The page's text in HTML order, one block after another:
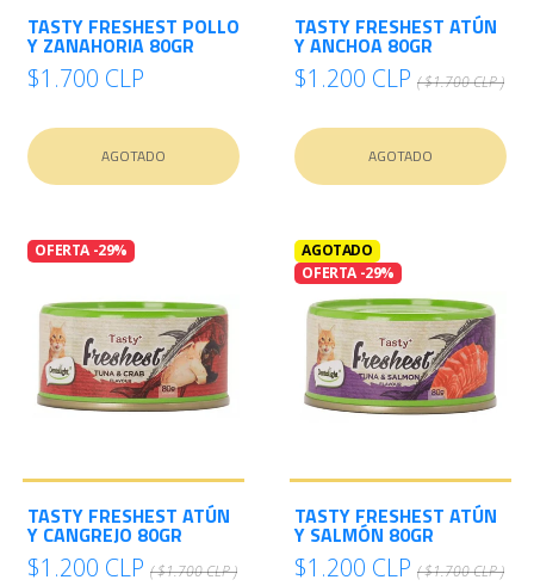
TASTY FRESHEST POLLO
Y ZANAHORIA 80GR
$1.700 CLP
AGOTADO
TASTY FRESHEST ATÚN
Y ANCHOA 80GR
$1.200 CLP ( $1.700 CLP )
AGOTADO
OFERTA -29%
TASTY FRESHEST ATÚN
Y CANGREJO 80GR
$1.200 CLP ( $1.700 CLP )
AGOTADO
OFERTA -29%
TASTY FRESHEST ATÚN
Y SALMÓN 80GR
$1.200 CLP ( $1.700 CLP )